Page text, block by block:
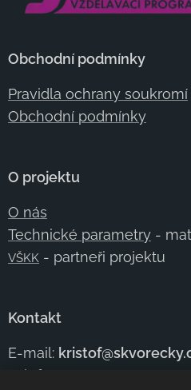
Obchodní podmínky
Pravidla ochrany soukromí
Obchodní podmínky
O projektu
O nás
Technické parametry -
VŠKK - partneři projektu
Kontakt
E-mail:
Telefon: